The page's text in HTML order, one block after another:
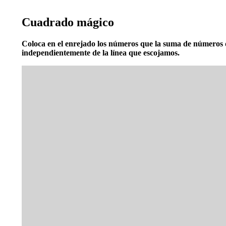
Cuadrado mágico
Coloca en el enrejado los números que la suma de
independientemente de la línea que escojamos.